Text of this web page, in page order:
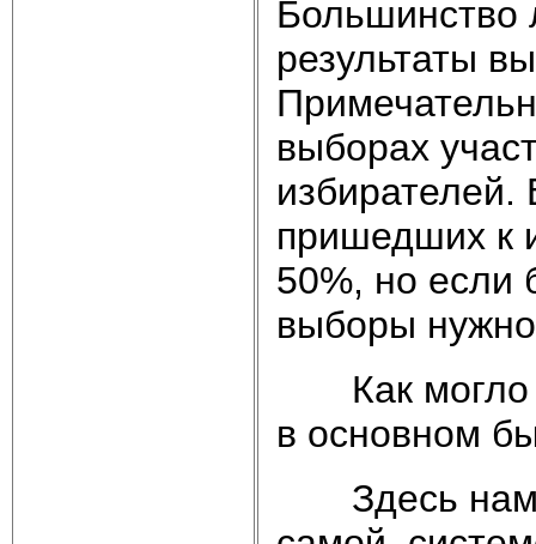
Большинство
результаты
выборах
избирателей.
пришедших к
50%, но если
выборы
Как могло
в основном
Здесь нам